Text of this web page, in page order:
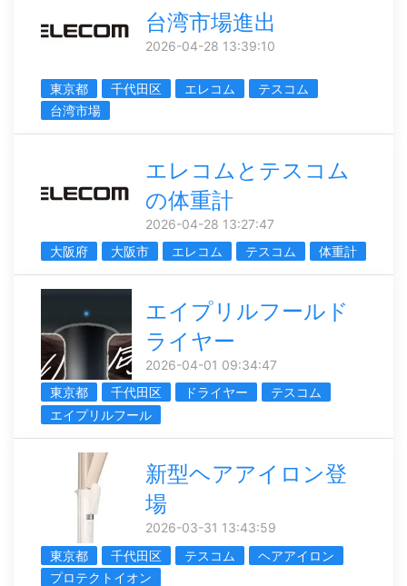
台湾市場進出
2026-04-28 13:39:10
東京都 千代田区 エレコム
テスコム
台湾市場
エレコムとテスコム
の体重計
2026-04-28 13:27:47
大阪府
大阪市 エレコム テスコム 体重計
エイプリルフールド
ライヤー
2026-04-01 09:34:47
東京都
千代田区 ドライヤー
テスコム
エイプリルフール
新型ヘアアイロン登
場
2026-03-31 13:43:59
東京都
千代田区 テスコム
ヘアアイロン
プロテクトイオン